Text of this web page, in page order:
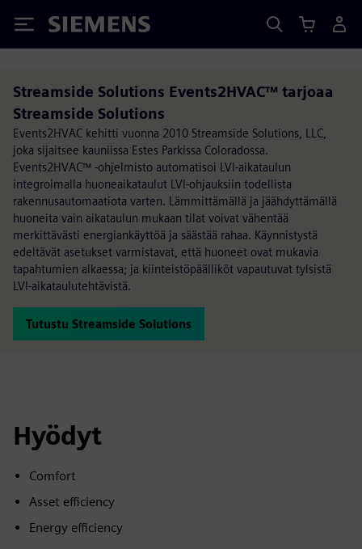
Siemens
Streamside Solutions Events2HVAC™ tarjoaa
Streamside Solutions
Events2HVAC kehitti vuonna 2010 Streamside Solutions, LLC,
joka sijaitsee kauniissa Estes Parkissa Coloradossa.
Events2HVAC™ -ohjelmisto automatisoi LVI-aikataulun
integroimalla huoneaikataulut LVI-ohjauksiin todellista
rakennusautomaatiota varten. Lämmittämällä ja jäähdyttämällä
huoneita vain aikataulun mukaan tilat voivat vähentää
merkittävästi energiankäyttöä ja säästää rahaa. Käynnistystä
edeltävät asetukset varmistavat, että huoneet ovat mukavia
tapahtumien alkaessa; ja kiinteistöpäälliköt vapautuvat tylsistä
LVI-aikataulutehtävistä.
Tutustu Streamside Solutions
Hyödyt
Comfort
Asset efficiency
Energy efficiency